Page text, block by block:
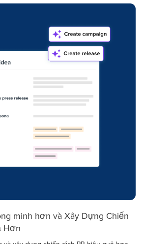
minh hơn và Xây Dựng Chiến
Hơn